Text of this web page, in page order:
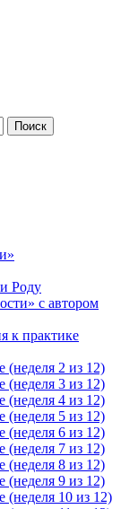
Роду
с автором
к практике
(неделя 2 из 12)
(неделя 3 из 12)
(неделя 4 из 12)
(неделя 5 из 12)
(неделя 6 из 12)
(неделя 7 из 12)
(неделя 8 из 12)
(неделя 9 из 12)
(неделя 10 из 12)